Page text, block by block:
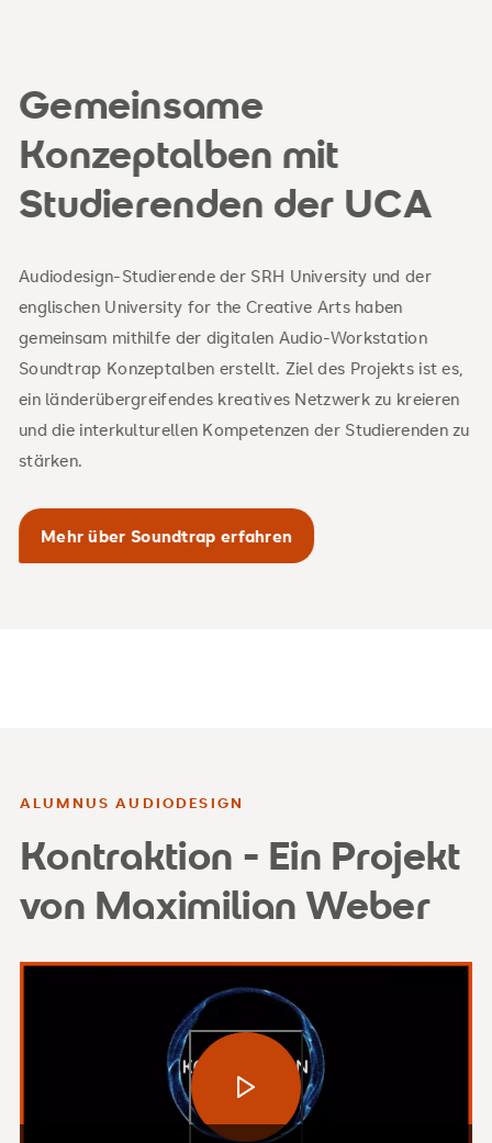
Gemeinsame
Konzeptalben mit
Studierenden der UCA
Audiodesign-Studierende der SRH University und der
englischen University for the Creative Arts haben
gemeinsam mithilfe der digitalen Audio-Workstation
Soundtrap Konzeptalben erstellt. Ziel des Projekts ist es,
ein länderübergreifendes kreatives Netzwerk zu kreieren
und die interkulturellen Kompetenzen der Studierenden zu
stärken.
Mehr über Soundtrap erfahren
ALUMNUS AUDIODESIGN
Kontraktion - Ein Projekt
von Maximilian Weber
Video abspielen